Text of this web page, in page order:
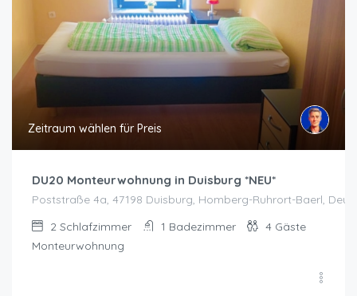
Zeitraum wählen für Preis
DU20 Monteurwohnung in Duisburg *NEU*
Poststraße 4a, 47198 Duisburg, Homberg-Ruhrort-Baerl,
2 Schlafzimmer 1 Badezimmer 4 Gäste
Monteurwohnung